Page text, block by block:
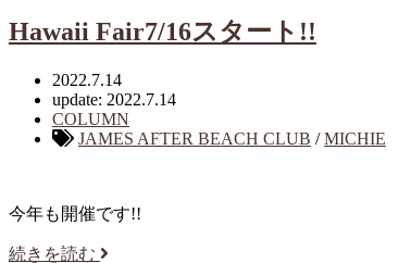
Hawaii Fair7/16スタート!!
2022.7.14
update: 2022.7.14
COLUMN
JAMES AFTER BEACH CLUB /MICHIE
今年も開催です!!
続きを読む